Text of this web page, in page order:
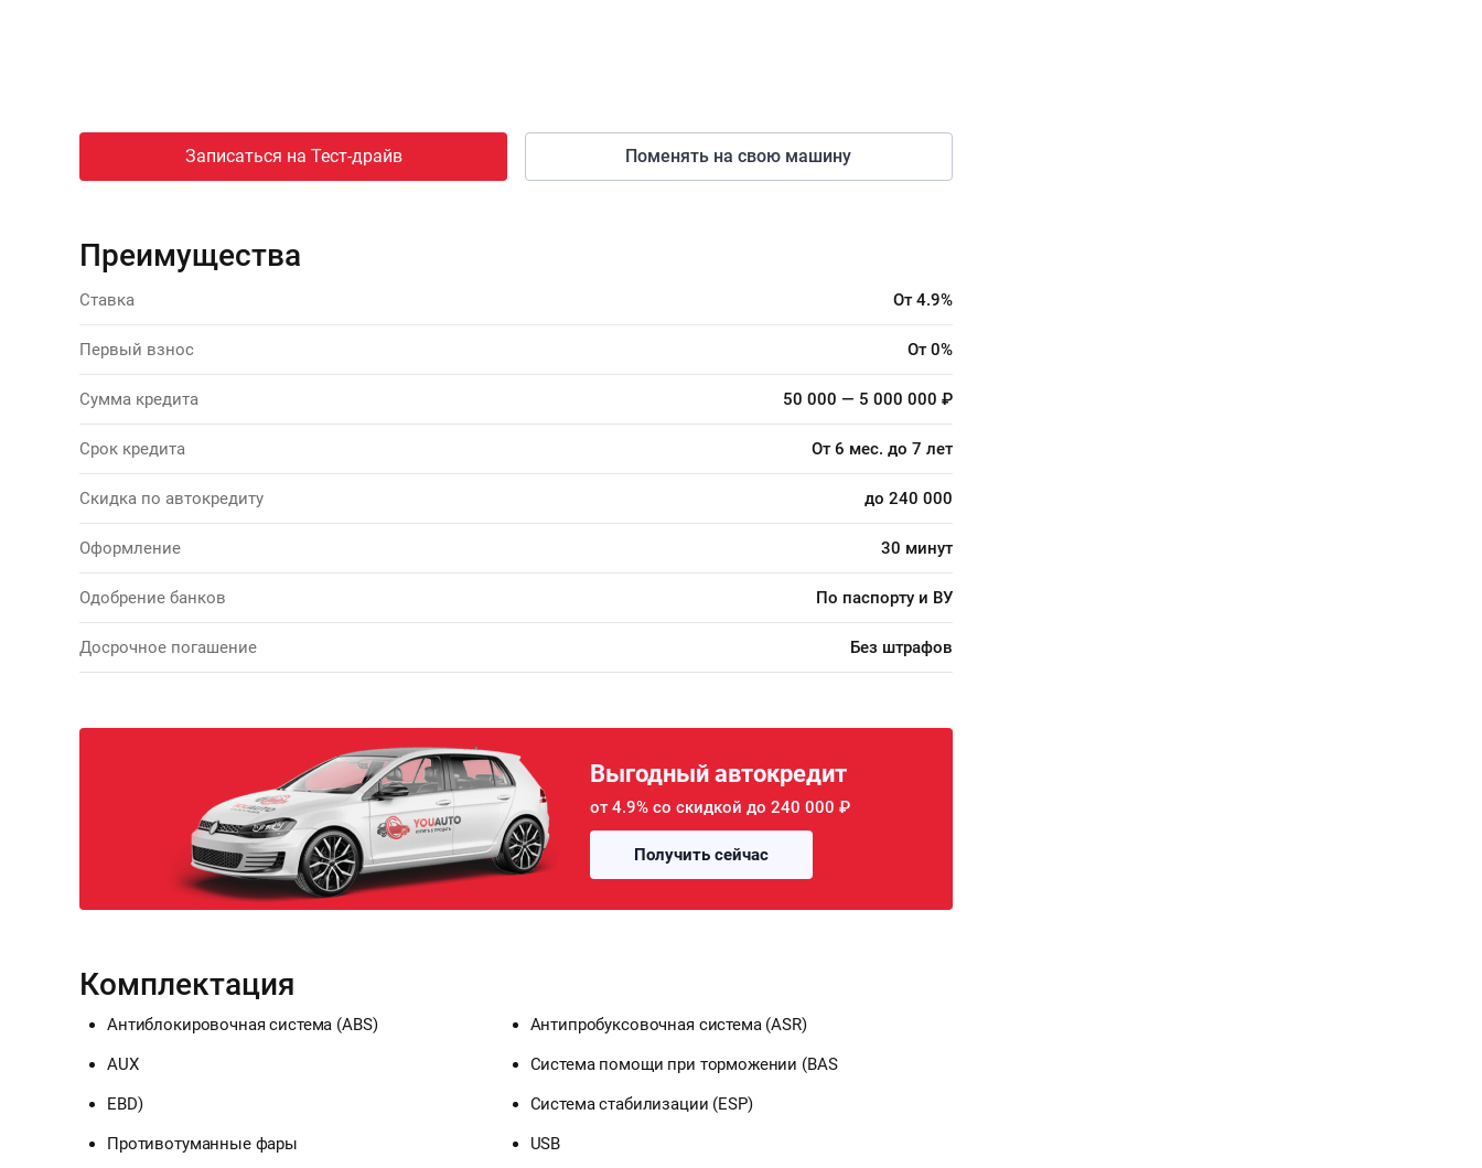
Записаться на Тест-драйв Поменять на свою машину
Преимущества
Ставка От 4.9%
Первый взнос От 0%
Сумма кредита 50 000 — 5 000 000 ₽
Срок кредита От 6 мес. до 7 лет
Скидка по автокредиту до 240 000
Оформление 30 минут
Одобрение банков По паспорту и ВУ
Досрочное погашение Без штрафов
Выгодный автокредит
от 4.9% со скидкой до 240 000 ₽
Получить сейчас
Комплектация
Антиблокировочная система (ABS)
Антипробуксовочная система (ASR)
AUX
Система помощи при торможении (BAS
EBD)
Система стабилизации (ESP)
Противотуманные фары
USB